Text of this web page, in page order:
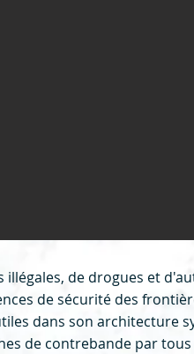
illégales, de drogues et
de sécurité des
dans son architecture
de contrebande par